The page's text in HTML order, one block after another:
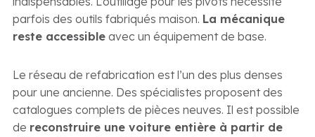
parfois des outils fabriqués maison. La mécanique
reste accessibleavec un équipement de base.
Le réseau de refabrication est l’un des plus denses
pour une ancienne. Des spécialistes proposent des
catalogues complets de pièces neuves. Il est possible
de reconstruire une voiture entière à partir de